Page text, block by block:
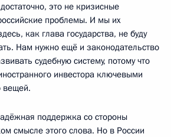
это не кризисные
проблемы. И мы их
как глава государства, не буду
Нам нужно ещё и законодательство
судебную систему, потому что
инвестора ключевыми
вещей.
поддержка со стороны
смысле этого слова. Но в России